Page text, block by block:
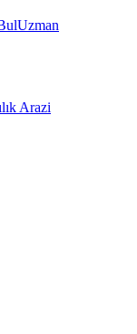
Uzman
Arazi